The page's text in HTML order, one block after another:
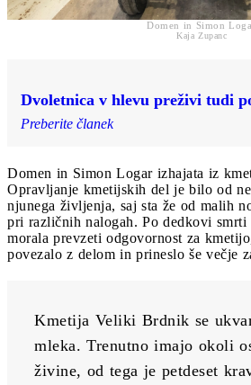
Domen in Simon
Kaja Zupanc
Dvoletnica v hlevu preživi tudi
Preberite članek
Domen in Simon Logar izhajata iz
Opravljanje kmetijskih del je bilo od
njunega življenja, saj sta že od malih
pri različnih nalogah. Po dedkovi smrti
morala prevzeti odgovornost za
povezalo z delom in prineslo še večje
Kmetija Veliki Brdnik se
mleka. Trenutno imajo okoli
živine, od tega je petdeset